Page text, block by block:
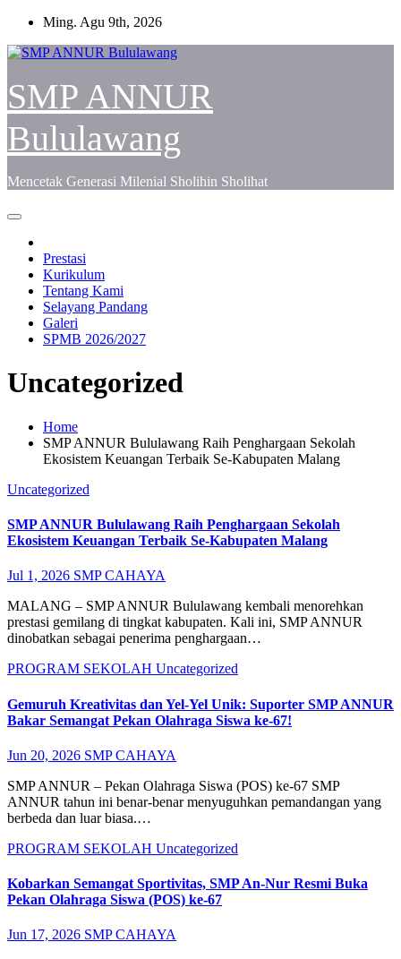
Skip
content
Ming. Agu 9th, 2026
SMP ANNUR
Bululawang
Mencetak Generasi Milenial Sholihin Sholihat
Prestasi
Kurikulum
Tentang Kami
Selayang Pandang
Galeri
SPMB 2026/2027
Uncategorized
Home
SMP ANNUR Bululawang Raih Penghargaan Sekolah
Ekosistem Keuangan Terbaik Se-Kabupaten Malang
Uncategorized
SMP ANNUR Bululawang Raih Penghargaan Sekolah
Ekosistem Keuangan Terbaik Se-Kabupaten Malang
Jul 1, 2026 SMP CAHAYA
MALANG – SMP ANNUR Bululawang kembali menorehkan
prestasi gemilang di tingkat kabupaten. Kali ini, SMP ANNUR
dinobatkan sebagai penerima penghargaan…
PROGRAM SEKOLAH Uncategorized
Gemuruh Kreativitas dan Yel-Yel Unik: Suporter SMP ANNUR
Bakar Semangat Pekan Olahraga Siswa ke-67!
Jun 20, 2026 SMP CAHAYA
SMP ANNUR – Pekan Olahraga Siswa (POS) ke-67 SMP
ANNUR tahun ini benar-benar menyuguhkan pemandangan yang
berbeda dan luar biasa.…
PROGRAM SEKOLAH Uncategorized
Kobarkan Semangat Sportivitas, SMP An-Nur Resmi Buka
Pekan Olahraga Siswa (POS) ke-67
Jun 17, 2026 SMP CAHAYA